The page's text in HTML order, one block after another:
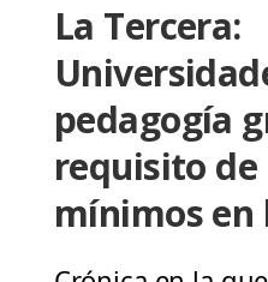
La Tercera:
pedagogía
requisito
mínimos en